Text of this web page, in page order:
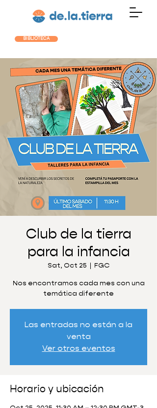
BIBLIOTECA
Club de la tierra
para la infancia
Sat, Oct 25 FGC
Nos encontramos cada mes con una
temática diferente
Las entradas no están a la
venta
Ver otros eventos
Horario y ubicación